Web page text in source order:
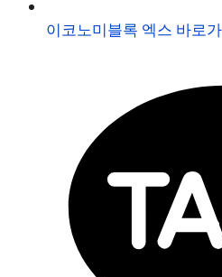
이코노미블록 엑스 바로